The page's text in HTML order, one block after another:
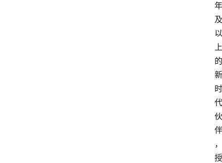
年
及
以
上
的
新
时
代
伙
伴
，
授